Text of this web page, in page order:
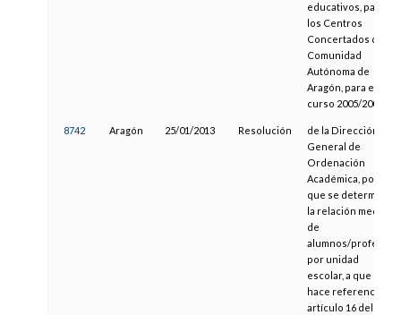
educativos, para
los Centros
Concertados de la
Comunidad
Autónoma de
Aragón, para el
curso 2005/2006
8742 Aragón 25/01/2013 Resolución
de la Dirección
General de
Ordenación
Académica, por la
que se determina
la relación media
de
alumnos/profesor
por unidad
escolar, a que
hace referencia el
artículo 16 del